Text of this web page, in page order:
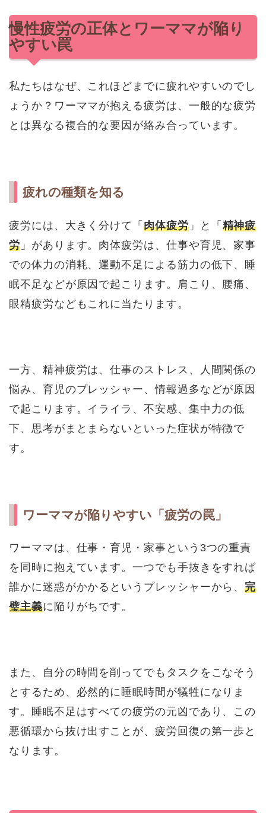
慢性疲労の正体とワーママが陥り
やすい罠
私たちはなぜ、これほどまでに疲れやすいのでし
ょうか？ワーママが抱える疲労は、一般的な疲労
とは異なる複合的な要因が絡み合っています。
疲れの種類を知る
疲労には、大きく分けて「肉体疲労」と「精神疲
労」があります。肉体疲労は、仕事や育児、家事
での体力の消耗、運動不足による筋力の低下、睡
眠不足などが原因で起こります。肩こり、腰痛、
眼精疲労などもこれに当たります。
一方、精神疲労は、仕事のストレス、人間関係の
悩み、育児のプレッシャー、情報過多などが原因
で起こります。イライラ、不安感、集中力の低
下、思考がまとまらないといった症状が特徴で
す。
ワーママが陥りやすい「疲労の罠」
ワーママは、仕事・育児・家事という3つの重責
を同時に抱えています。一つでも手抜きをすれば
誰かに迷惑がかかるというプレッシャーから、完
璧主義に陥りがちです。
また、自分の時間を削ってでもタスクをこなそう
とするため、必然的に睡眠時間が犠牲になりま
す。睡眠不足はすべての疲労の元凶であり、この
悪循環から抜け出すことが、疲労回復の第一歩と
なります。